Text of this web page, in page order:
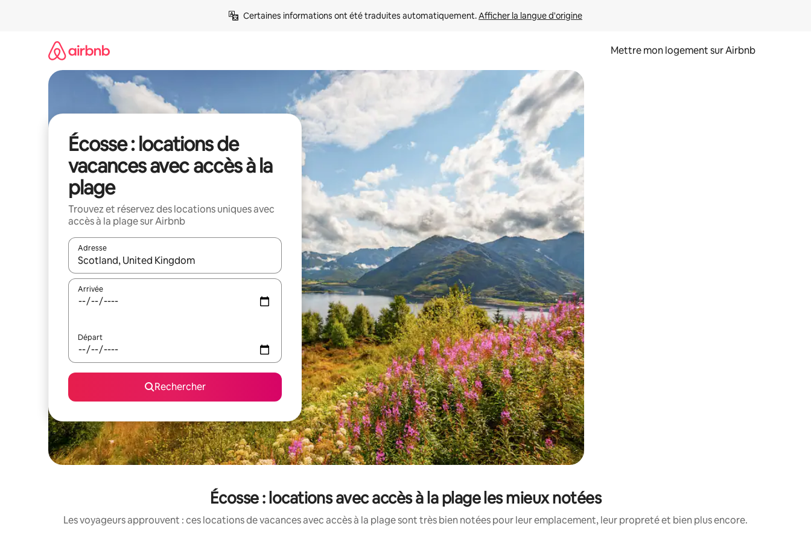
Certaines informations ont été traduites automatiquement. Afficher la langue d'origine
Mettre mon logement sur Airbnb
Écosse : locations de
vacances avec accès à la
plage
Trouvez et réservez des locations uniques avec
accès à la plage sur Airbnb
Adresse
Lorsque les résultats s'affichent, utilisez les flèches vers le haut et vers le bas pour les parcourir ou en appuyant et en faisant glisser.
Arrivée
Départ
Rechercher
Écosse : locations avec accès à la plage les mieux notées
Les voyageurs approuvent : ces locations de vacances avec accès à la plage sont très bien notées pour leur emplacement, leur propreté et bien plus encore.